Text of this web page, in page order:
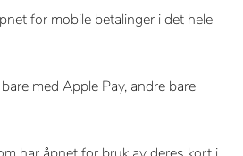
for mobile betalinger i det hele
med Apple Pay, andre bare